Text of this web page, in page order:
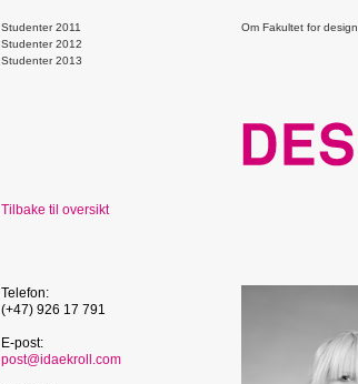
Studenter 2011
Studenter 2012
Studenter 2013
Om Fakultet for design
Tilbake til oversikt
Telefon:
(+47) 926 17 791
E-post:
post@idaekroll.com